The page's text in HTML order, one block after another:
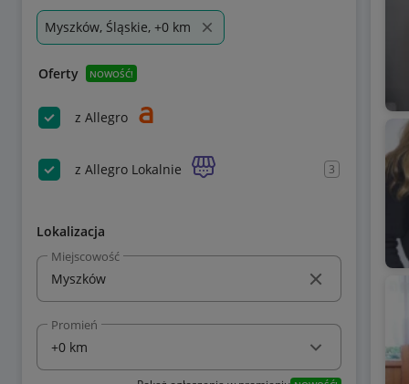
Myszków, Śląskie, +0 km
Oferty NOWOŚĆ!
z Allegro
z Allegro Lokalnie 3
Lokalizacja
Miejscowość
Promień